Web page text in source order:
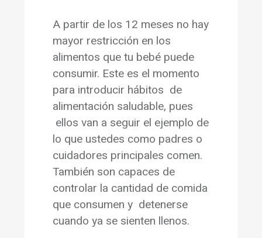
A partir de los 12 meses no hay
mayor restricción en los
alimentos que tu bebé puede
consumir. Este es el momento
para introducir hábitos de
alimentación saludable, pues
ellos van a seguir el ejemplo de
lo que ustedes como padres o
cuidadores principales comen.
También son capaces de
controlar la cantidad de comida
que consumen y detenerse
cuando ya se sienten llenos.